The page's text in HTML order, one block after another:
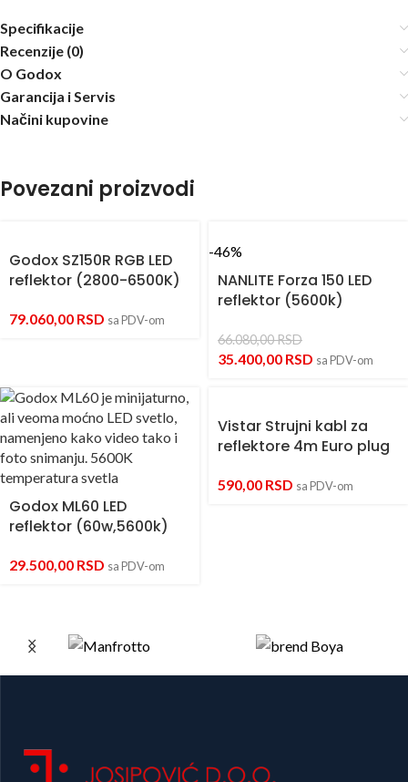
Specifikacije
Recenzije (0)
O Godox
Garancija i Servis
Načini kupovine
Povezani proizvodi
Godox SZ150R RGB LED
reflektor (2800-6500K)
79.060,00 RSD sa PDV-om
-46%
NANLITE Forza 150 LED
reflektor (5600k)
66.080,00RSD
35.400,00 RSD sa PDV-om
Godox ML60 LED
reflektor (60w,5600k)
29.500,00 RSD sa PDV-om
Vistar Strujni kabl za
reflektore 4m Euro plug
590,00 RSD sa PDV-om